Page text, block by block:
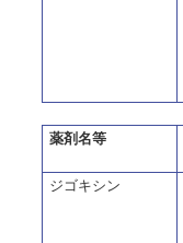
薬剤名等
ジゴキシン